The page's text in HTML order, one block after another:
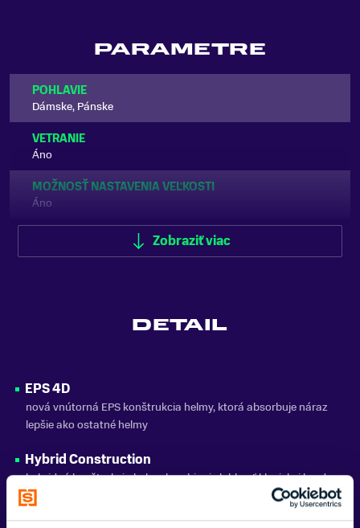
PARAMETRE
POHLAVIE
Dámske, Pánske
VETRANIE
Áno
MOŽNOSŤ NASTAVENIA VEĽKOSTI
Áno
ZNAČKA
Salomon
Zobraziť viac
DETAIL
EPS 4D
nová vnútorná EPS konštrukcia helmy, ktorá absorbuje náraz
lepšie ako ostatné helmy
Hybrid Construction
hybridná konštrukcia helmy kombinuje lahkosť klasickej hard-
shell konštrukcie a pružnosť in-mold konštrukcie